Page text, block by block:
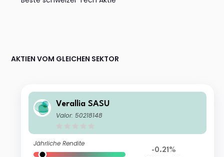
AKTIEN VOM GLEICHEN SEKTOR
Verallia SASU
Valor: 50218148
Jährliche Rendite
-0.21%